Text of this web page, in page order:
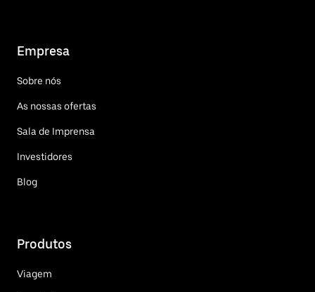
Empresa
Sobre nós
As nossas ofertas
Sala de Imprensa
Investidores
Blog
Produtos
Viagem